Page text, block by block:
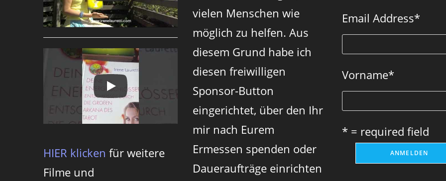
HIER klicken für weitere
Filme und
vielen Menschen wie
möglich zu helfen. Aus
diesem Grund habe ich
diesen freiwilligen
Sponsor-Button
eingerichtet, über den Ihr
mir nach Eurem
Ermessen spenden oder
Daueraufträge einrichten
new
tab
new
tab
new
tab
Email Address*
Vorname*
* = required field